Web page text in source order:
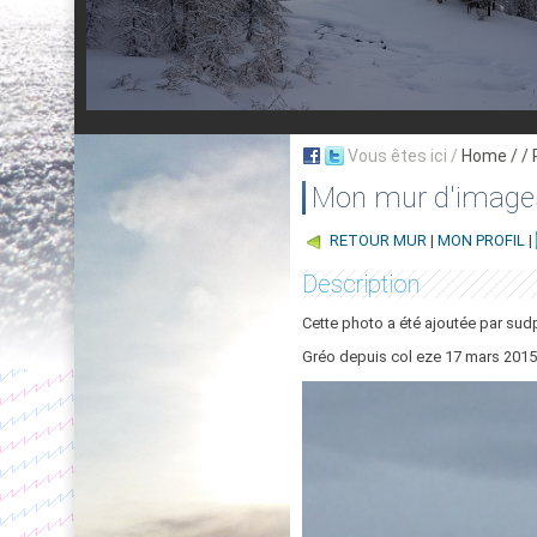
Vous êtes ici / Home / /
Mon mur
RETOUR MUR | MON PROFIL |
Description
Cette photo a été ajoutée par
Gréo depuis col eze 17 mars 2015